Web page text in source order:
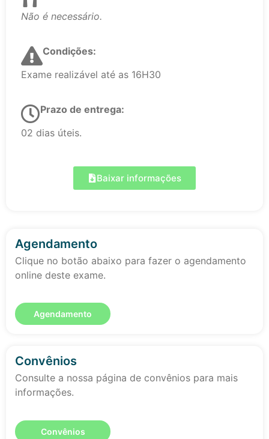
Não é necessário.
Condições:
Exame realizável até as 16H30
Prazo de entrega:
02 dias úteis.
Baixar informações
Agendamento
Clique no botão abaixo para fazer o agendamento
online deste exame.
Agendamento
Convênios
Consulte a nossa página de convênios para mais
informações.
Convênios